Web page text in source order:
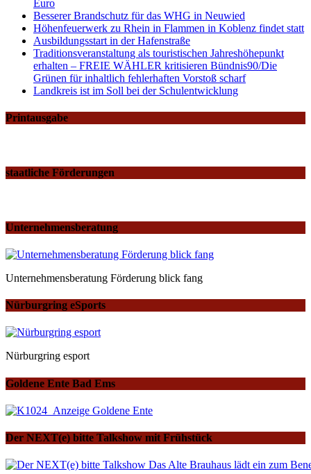
Euro
Besserer Brandschutz für das WHG in Neuwied
Höhenfeuerwerk zu Rhein in Flammen in Koblenz findet statt
Ausbildungsstart in der Hafenstraße
Traditionsveranstaltung als touristischen Jahreshöhepunkt
erhalten – FREIE WÄHLER kritisieren Bündnis90/Die
Grünen für inhaltlich fehlerhaften Vorstoß scharf
Landkreis ist im Soll bei der Schulentwicklung
Printausgabe
staatliche Förderungen
Unternehmensberatung
Unternehmensberatung Förderung blick fang
Nürburgring eSports
Nürburgring esport
Goldene Ente Bad Ems
Der NEXT(e) bitte Talkshow mit Frühstück